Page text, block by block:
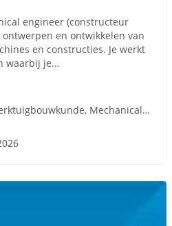
engineer (constructeur
en ontwikkelen van
en constructies. Je werkt
waarbij je...
Metaalbewerking, Werktuigbouwkunde, Mechanical Engineering, WTB, Hydrauliek, Techniek